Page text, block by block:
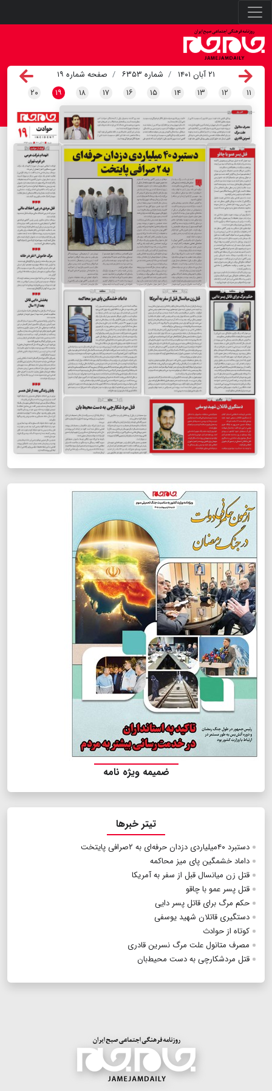
۲۱ آبان ۱۴۰۱ شماره ۶۳۵۳
صفحه شماره ۱۹
۱۱ ۱۲ ۱۳ ۱۴ ۱۵ ۱۶ ۱۷ ۱۸ ۱۹ ۲۰
ضمیمه ویژه نامه
تیتر خبرها
دستبرد ۴۰میلیاردی دزدان حرفه‌ای به ۲صرافی پایتخت
داماد خشمگین پای میز محاکمه
قتل زن میانسال قبل از سفر به آمریکا
قتل پسر عمو با چاقو
حکم مرگ برای قاتل پسر دایی
دستگیری قاتلان شهید یوسفی
کوتاه از حوادث
مصرف متانول علت مرگ نسرین قادری
قتل مردشکارچی به دست محیط‌بان